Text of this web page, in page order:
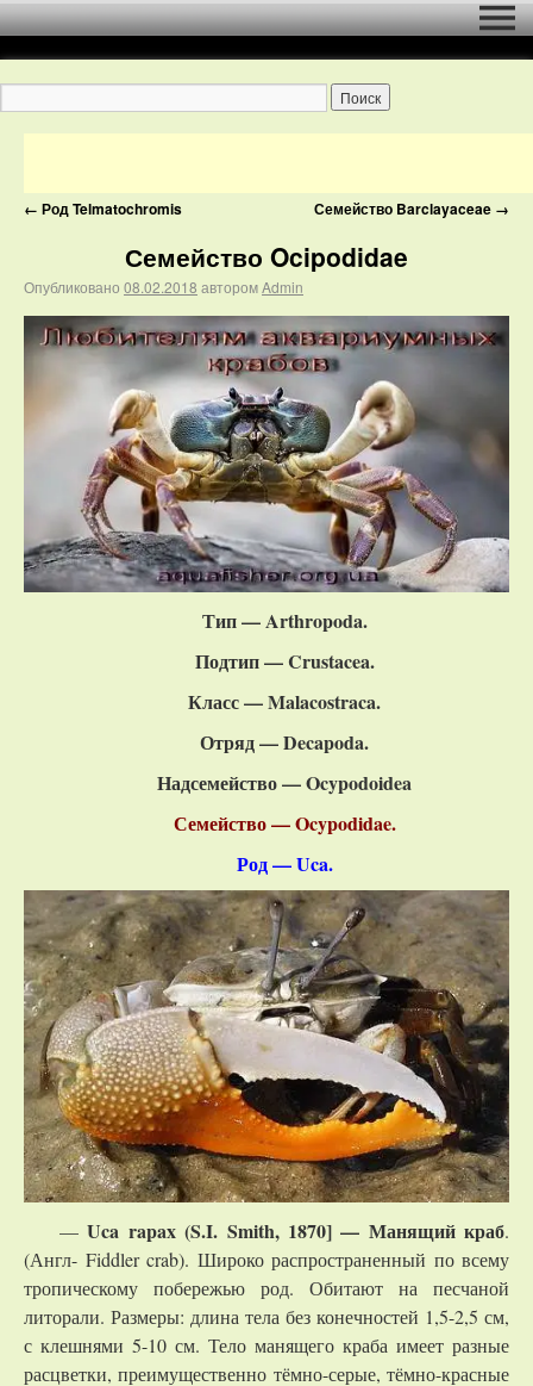
← Род Telmatochromis Семейство Barclayaceae →
Семейство Ocipodidae
Опубликовано 08.02.2018 авторомAdmin
Тип — Arthropoda.
Подтип — Crustacea.
Класс — Malacostraca.
Отряд — Decapoda.
Надсемейство — Ocypodoidea
Семейство — Ocypodidae.
Род — Uca.
—Uca rapax (S.I. Smith, 1870] — Манящий краб.
(Англ- Fiddler crab). Широко распространенный по всему
тропическому побережью род. Обитают на песчаной
литорали. Размеры: длина тела без конечностей 1,5-2,5 см,
с клешнями 5-10 см. Тело манящего краба имеет разные
расцветки, преимущественно тёмно-серые, тёмно-красные